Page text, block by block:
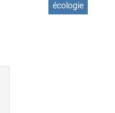
écologie